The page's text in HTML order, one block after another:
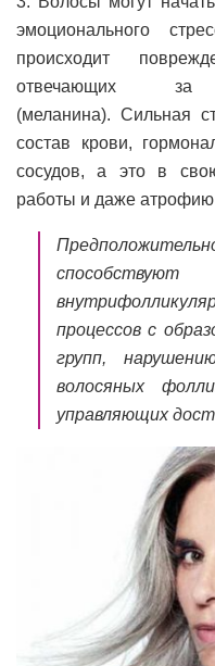
эмоционального
происходит
отвечающих за
(меланина). Сильная
состав крови,
сосудов, а это в
работы и даже атрофию
процессов с
групп,
волосяных
управляющих